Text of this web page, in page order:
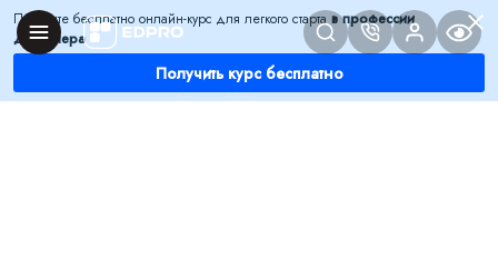
Получите бесплатно онлайн-курс для легкого стартав профессии
дизайнера
Получить курс бесплатно